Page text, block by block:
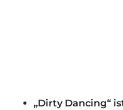
„Dirty Dancing“